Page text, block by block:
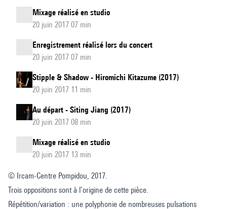
Mixage réalisé en studio
20 juin 2017 07 min
Enregistrement réalisé lors du concert
20 juin 2017 07 min
Stipple & Shadow - Hiromichi Kitazume (2017)
20 juin 2017 11 min
Au départ - Siting Jiang (2017)
20 juin 2017 08 min
Mixage réalisé en studio
20 juin 2017 13 min
© Ircam-Centre Pompidou, 2017.
Trois oppositions sont à l’origine de cette pièce.
Répétition/variation : une polyphonie de nombreuses pulsations